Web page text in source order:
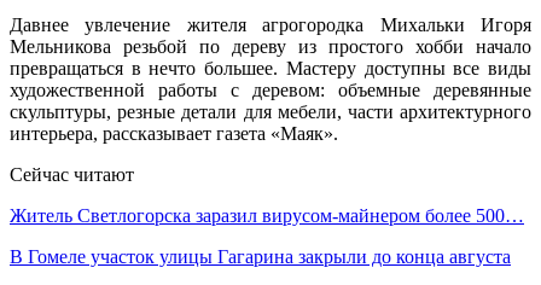
Давнее увлечение жителя агрогородка Михальки Игоря
Мельникова резьбой по дереву из простого хобби начало
превращаться в нечто большее. Мастеру доступны все виды
художественной работы с деревом: объемные деревянные
скульптуры, резные детали для мебели, части архитектурного
интерьера, рассказывает газета «Маяк».
Сейчас читают
Житель Светлогорска заразил вирусом-майнером более 500…
В Гомеле участок улицы Гагарина закрыли до конца августа